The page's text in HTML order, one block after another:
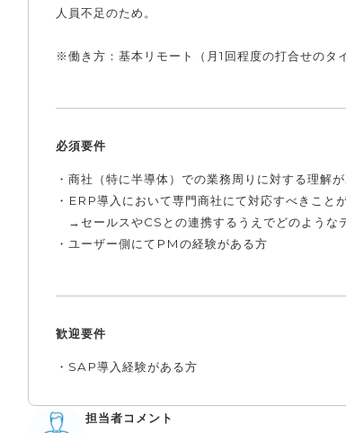
人員不足のため。
※働き方：基本リモート（月1回程度の打合せのタ
必須要件
・商社（特に半導体）での業務周りに対する理解
・ERP導入において専門商社にて対応すべきこと
→セールスやCSとの連携するうえでどのような
・ユーザー側にてPMの経験がある方
歓迎要件
・SAP導入経験がある方
担当者コメント